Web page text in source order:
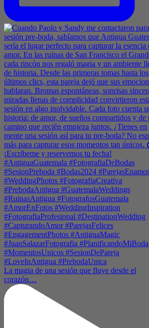
La magia de una sesión que fluye desde el
corazón…